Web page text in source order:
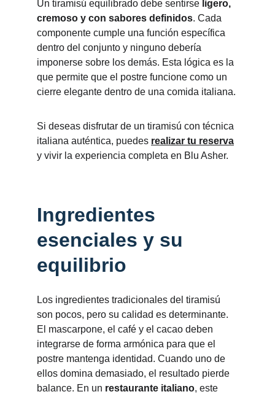
Ingredientes
esenciales y su
equilibrio
Los ingredientes tradicionales del tiramisú
son pocos, pero su calidad es determinante.
El mascarpone, el café y el cacao deben
integrarse de forma armónica para que el
postre mantenga identidad. Cuando uno de
ellos domina demasiado, el resultado pierde
balance. En un restaurante italiano, este
Un tiramisú equilibrado debe sentirse ligero,
cremoso y con sabores definidos. Cada
componente cumple una función específica
dentro del conjunto y ninguno debería
imponerse sobre los demás. Esta lógica es la
que permite que el postre funcione como un
cierre elegante dentro de una comida italiana.
Si deseas disfrutar de un tiramisú con técnica
italiana auténtica, puedes realizar tu reserva
y vivir la experiencia completa en Blu Asher.